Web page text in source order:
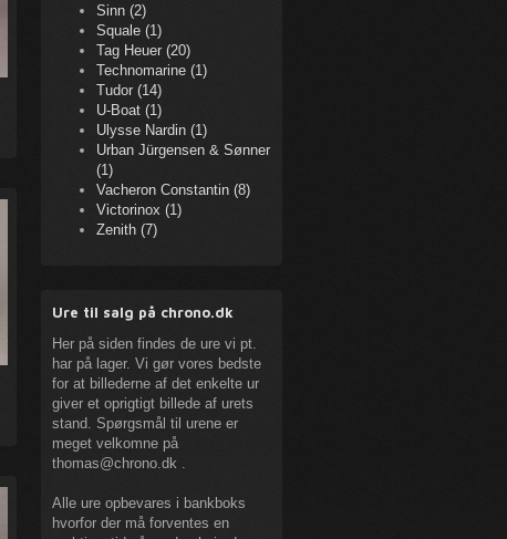
Sinn (2)
Squale (1)
Tag Heuer (20)
Technomarine (1)
Tudor (14)
U-Boat (1)
Ulysse Nardin (1)
Urban Jürgensen & Sønner
(1)
Vacheron Constantin (8)
Victorinox (1)
Zenith (7)
Ure til salg på chrono.dk
Her på siden findes de ure vi pt.
har på lager. Vi gør vores bedste
for at billederne af det enkelte ur
giver et oprigtigt billede af urets
stand. Spørgsmål til urene er
meget velkomne på
thomas@chrono.dk .
Alle ure opbevares i bankboks
hvorfor der må forventes en